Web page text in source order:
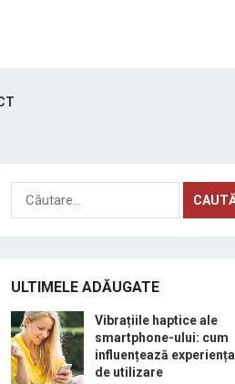
Caută
după:
ULTIMELE ADĂUGATE
Vibrațiile haptice ale
smartphone-ului: cum
influențează experiența
de utilizare